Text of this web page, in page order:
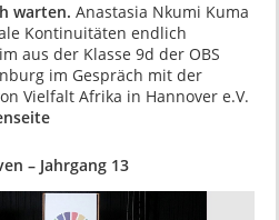
warten. Anastasia Nkumi Kuma
Kon­tinuitäten endlich
aus der Klasse 9d der OBS
im Gespräch mit der
Vielfalt Afrika in Hannover e.V.
– Jahrgang 13